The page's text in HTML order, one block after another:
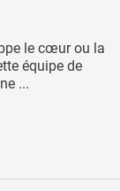
le cœur ou la
équipe de
...